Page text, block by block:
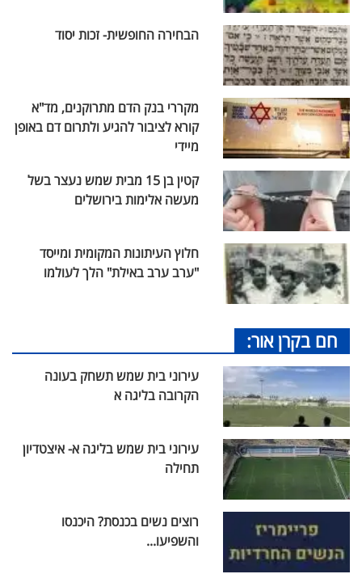
הבחירה החופשית- זכות יסוד
מקררי בנק הדם מתרוקנים, מד"א
קורא לציבור להגיע ולתרום דם באופן
מיידי
קטין בן 15 מבית שמש נעצר בשל
מעשה אלימות בירושלים
חלוץ העיתונות המקומית ומייסד
"ערב ערב באילת" הלך לעולמו
חם בקרן אור:
עירוני בית שמש תשחק בעונה
הקרובה בליגה א
עירוני בית שמש בליגה א- איצטדיון
תחילה
רוצים נשים בכנסת? היכנסו
והשפיעו...